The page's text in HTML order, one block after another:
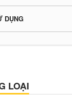
DỤNG
LOẠI